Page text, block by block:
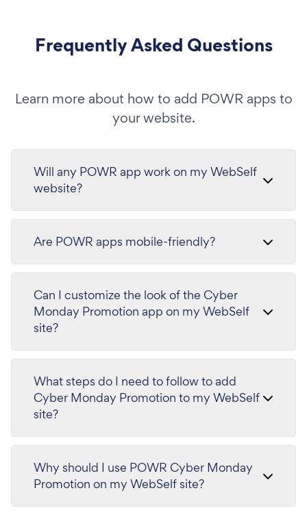
Frequently Asked Questions
Learn more about how to add POWR apps to
your website.
Will any POWR app work on my WebSelf
website?
Are POWR apps mobile-friendly?
Can I customize the look of the Cyber
Monday Promotion app on my WebSelf
site?
What steps do I need to follow to add
Cyber Monday Promotion to my WebSelf
site?
Why should I use POWR Cyber Monday
Promotion on my WebSelf site?